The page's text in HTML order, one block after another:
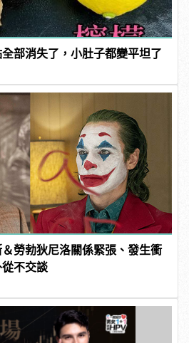
部消失了，小肚子都變平坦了
＆勞勃狄尼洛關係緊張、發生衝
不交談